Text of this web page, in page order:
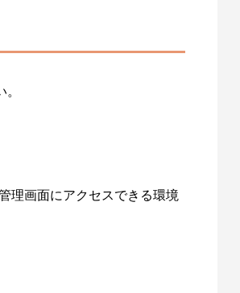
理画面にアクセスできる環境